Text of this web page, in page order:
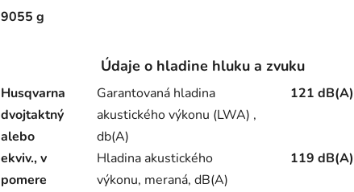
9055 g
Husqvarna
dvojtaktný
alebo
ekviv., v
pomere
Údaje o hladine hluku a zvuku
Garantovaná hladina
akustického výkonu (LWA) ,
db(A)
121 dB(A)
Hladina akustického
výkonu, meraná, dB(A)
119 dB(A)